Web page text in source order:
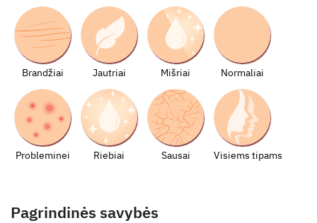
Brandžiai Jautriai Mišriai Normaliai
Probleminei Riebiai Sausai Visiems tipams
Pagrindinės savybės